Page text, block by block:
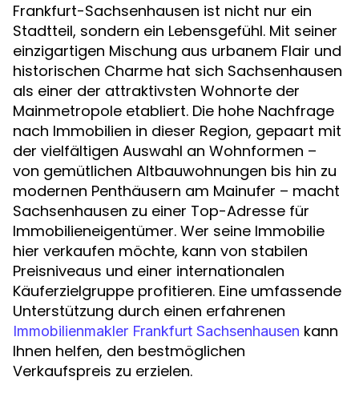
Frankfurt-Sachsenhausen ist nicht nur ein
Stadtteil, sondern ein Lebensgefühl. Mit seiner
einzigartigen Mischung aus urbanem Flair und
historischen Charme hat sich Sachsenhausen
als einer der attraktivsten Wohnorte der
Mainmetropole etabliert. Die hohe Nachfrage
nach Immobilien in dieser Region, gepaart mit
der vielfältigen Auswahl an Wohnformen –
von gemütlichen Altbauwohnungen bis hin zu
modernen Penthäusern am Mainufer – macht
Sachsenhausen zu einer Top-Adresse für
Immobilieneigentümer. Wer seine Immobilie
hier verkaufen möchte, kann von stabilen
Preisniveaus und einer internationalen
Käuferzielgruppe profitieren. Eine umfassende
Unterstützung durch einen erfahrenen
Immobilienmakler Frankfurt Sachsenhausen kann
Ihnen helfen, den bestmöglichen
Verkaufspreis zu erzielen.